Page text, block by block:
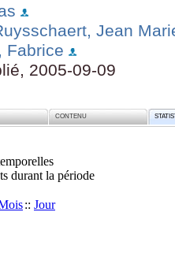
Jean
Fabrice
2005-09-09
CONTENU